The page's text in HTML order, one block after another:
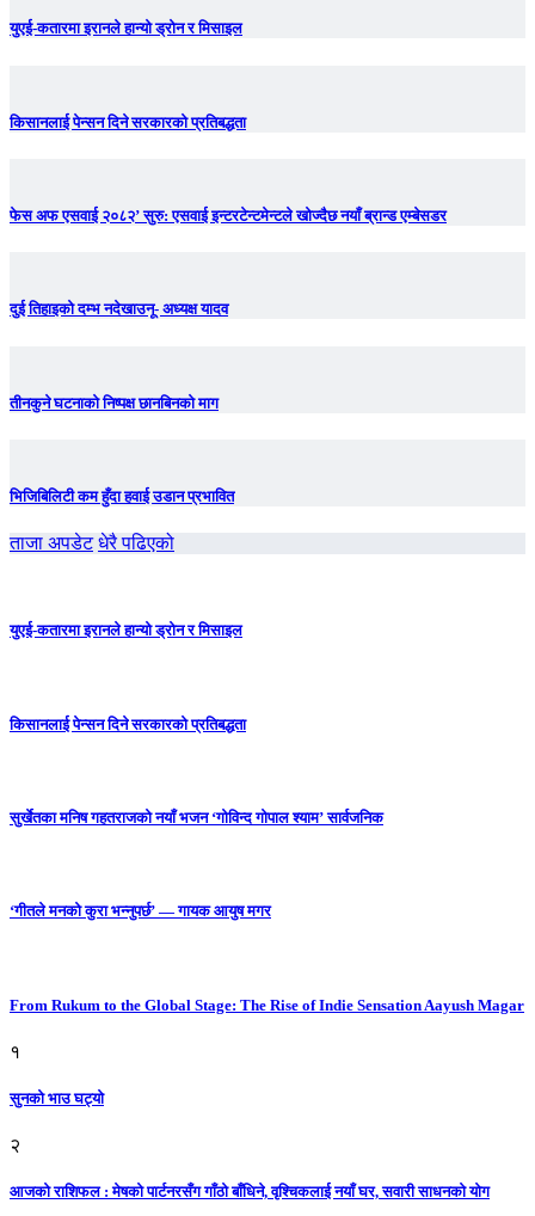
युएई-कतारमा इरानले हान्यो ड्रोन र मिसाइल
किसानलाई पेन्सन दिने सरकारको प्रतिबद्धता
फेस अफ एसवाई २०८२’ सुरु: एसवाई इन्टरटेन्टमेन्टले खोज्दैछ नयाँ ब्रान्ड एम्बेसडर
दुई तिहाइको दम्भ नदेखाउनू- अध्यक्ष यादव
तीनकुने घटनाकाे निष्पक्ष छानबिनकाे माग
भिजिबिलिटी कम हुँदा हवाई उडान प्रभावित
ताजा अपडेट धेरै पढिएको
युएई-कतारमा इरानले हान्यो ड्रोन र मिसाइल
किसानलाई पेन्सन दिने सरकारको प्रतिबद्धता
सुर्खेतका मनिष गहतराजको नयाँ भजन ‘गोविन्द गोपाल श्याम’ सार्वजनिक
‘गीतले मनको कुरा भन्नुपर्छ’ — गायक आयुष मगर
From Rukum to the Global Stage: The Rise of Indie Sensation Aayush Magar
१
सुनको भाउ घट्याे
२
आजको राशिफल : मेषको पार्टनरसँग गाँठो बाँधिने, वृश्चिकलाई नयाँ घर, सवारी साधनकाे याेग